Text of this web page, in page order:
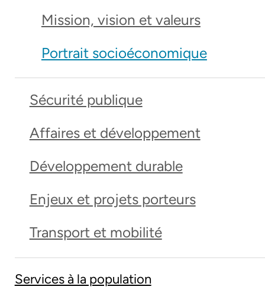
Mission, vision et valeurs
Portrait socioéconomique
Sécurité publique
Affaires et développement
Développement durable
Enjeux et projets porteurs
Transport et mobilité
Services à la population